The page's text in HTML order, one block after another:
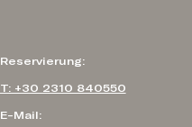
Reservierung:
T: +30 2310 840550
E-Mail: